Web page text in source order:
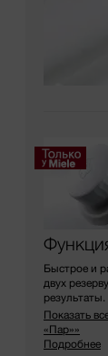
Быстрое и
двух
результаты.
Показать
«Пар»»
Подробнее